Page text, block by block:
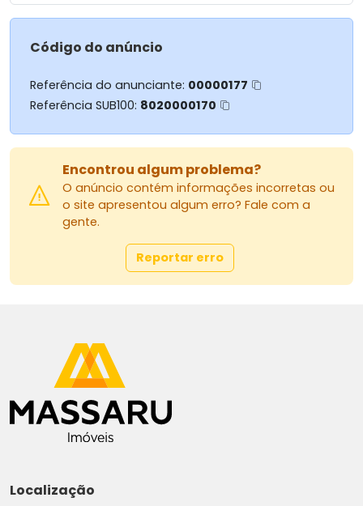
empreendimento.
Para mais informações:
MASSARU IMÓVEIS
44 3026-4441
44 99830-7555
Site: www.massaruimoveis.com.br
E-mail: vendasgrupomassaru@gmail.com
Instagram: @grupomassaru
Código do anúncio
Referência do anunciante: 00000177
Referência SUB100: 8020000170
Encontrou algum problema?
O anúncio contém informações incorretas ou
o site apresentou algum erro? Fale com a
gente.
Reportar erro
Localização